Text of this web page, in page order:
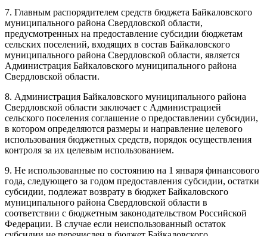
7. Главным распорядителем средств бюджета Байкаловского
муниципального района Свердловской области,
предусмотренных на предоставление субсидии бюджетам
сельских поселений, входящих в состав Байкаловского
муниципального района Свердловской области, является
Администрация Байкаловского муниципального района
Свердловской области.
8. Администрация Байкаловского муниципального района
Свердловской области заключает с Администрацией
сельского поселения соглашение о предоставлении субсидии,
в котором определяются размеры и направление целевого
использования бюджетных средств, порядок осуществления
контроля за их целевым использованием.
9. Не использованные по состоянию на 1 января финансового
года, следующего за годом предоставления субсидии, остатки
субсидии, подлежат возврату в бюджет Байкаловского
муниципального района Свердловской области в
соответствии с бюджетным законодательством Российской
Федерации. В случае если неиспользованный остаток